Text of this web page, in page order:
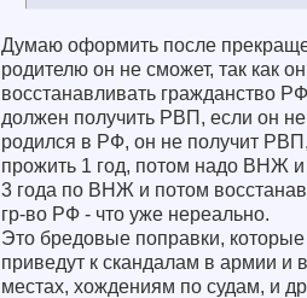
Думаю оформить после
родителю он не сможет, так как
восстанавливать гражданство
должен получить РВП, если он не
родился в РФ, он не получит
прожить 1 год, потом надо ВНЖ
3 года по ВНЖ и потом
гр-во РФ - что уже нереально.
Это бредовые поправки, которые
приведут к скандалам в армии и
местах, хождениям по судам, и